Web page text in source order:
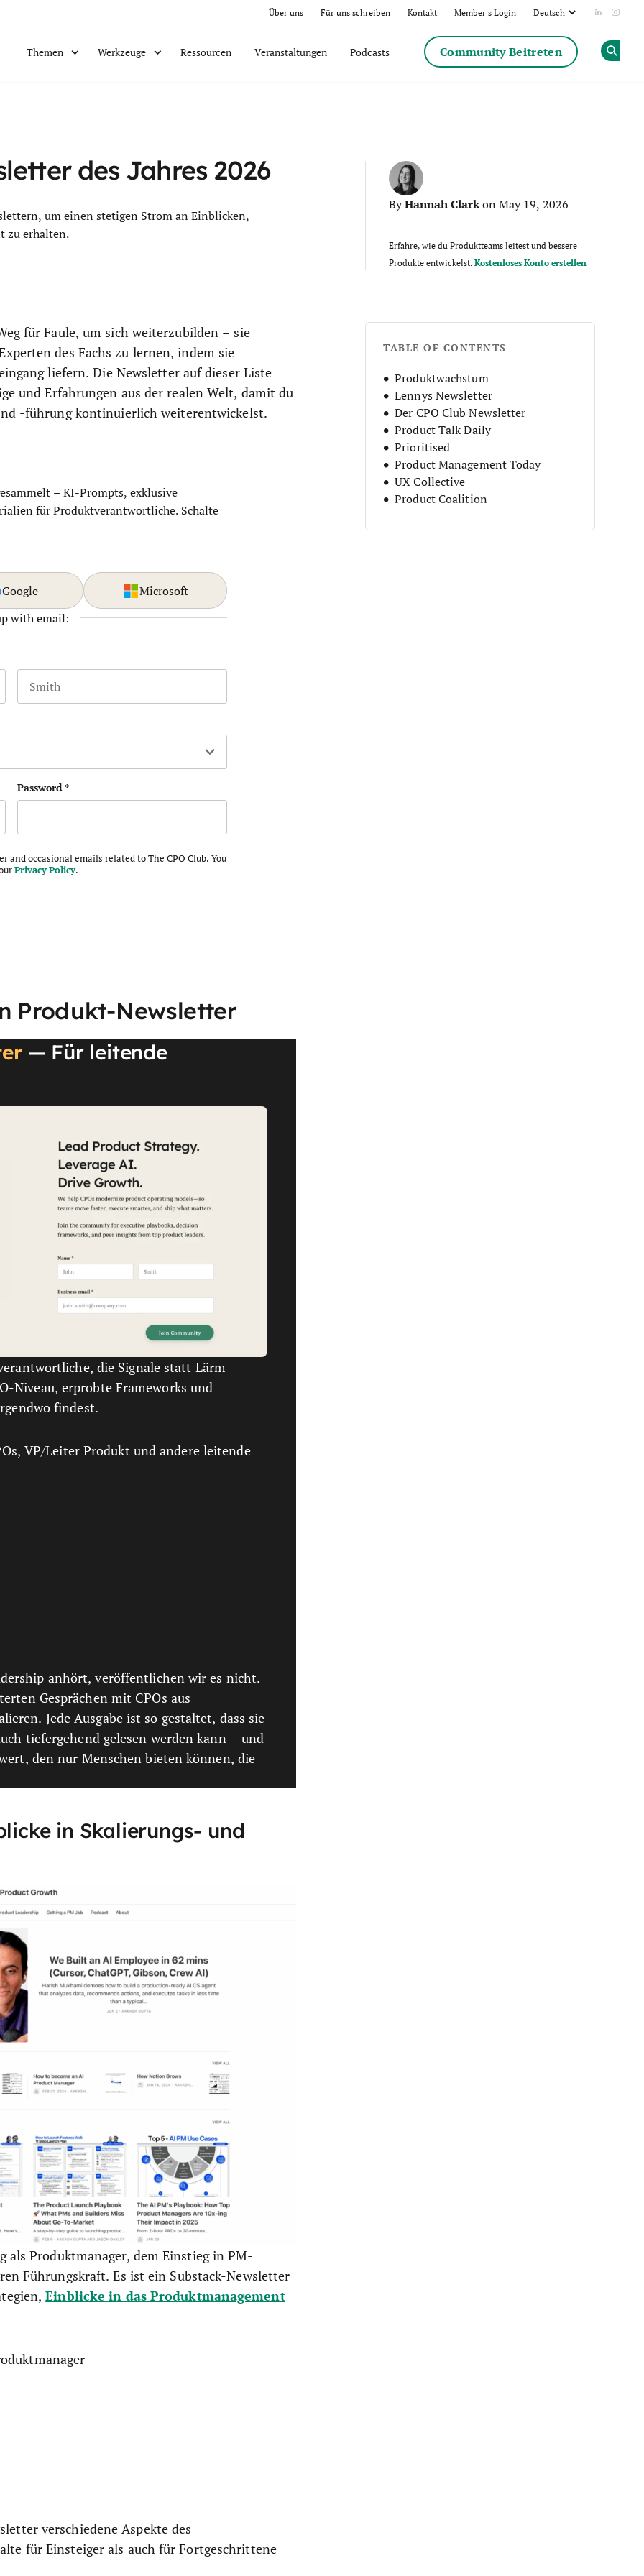
Über uns Für uns schreiben Kontakt Member's Login Add us
Themen Werkzeuge Ressourcen Veranstaltungen Podcasts Community Beitreten
des Jahres 2026
ByHannah Clarkon May 19, 2026
Erfahre, wie du Produktteams leitest und bessere
Produkte entwickelst.Kostenloses Konto erstellen
um einen stetigen Strom an Einblicken,
zu erhalten.
für Faule, um sich weiterzubilden – sie
des Fachs zu lernen, indem sie
liefern. Die Newsletter auf dieser Liste
und Erfahrungen aus der realen Welt, damit du
-führung kontinuierlich weiterentwickelst.
– KI-Prompts, exklusive
für Produktverantwortliche. Schalte
Google
Microsoft
with email:
should be left unchanged.
Password*
occasional emails related to The CPO Club. You
Privacy Policy.
Produkt-Newsletter
— Für leitende
die Signale statt Lärm
Niveau, erprobte Frameworks und
findest.
VP/Leiter Produkt und andere leitende
anhört, veröffentlichen wir es nicht.
Gesprächen mit CPOs aus
Jede Ausgabe ist so gestaltet, dass sie
tiefergehend gelesen werden kann – und
den nur Menschen bieten können, die
in Skalierungs- und
Produktmanager, dem Einstieg in PM-
Führungskraft. Es ist ein Substack-Newsletter
Einblicke in das Produktmanagement
verschiedene Aspekte des
für Einsteiger als auch für Fortgeschrittene
TABLE OF CONTENTS
Produktwachstum
Lennys Newsletter
Der CPO Club Newsletter
Product Talk Daily
Prioritised
Product Management Today
UX Collective
Product Coalition
Carls Newsletter